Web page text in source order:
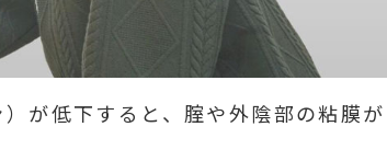
が低下すると、腟や外陰部の粘膜が